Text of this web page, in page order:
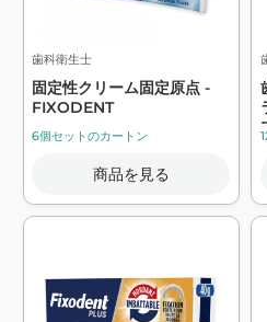
歯科衛生士
固定性クリーム固定原点 -
FIXODENT
6個セットのカートン
商品を見る